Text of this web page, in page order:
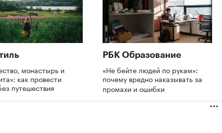
монастырь и
как провести
путешествия
РБК Образование
«Не бейте людей по рукам»:
почему вредно наказывать за
промахи и ошибки